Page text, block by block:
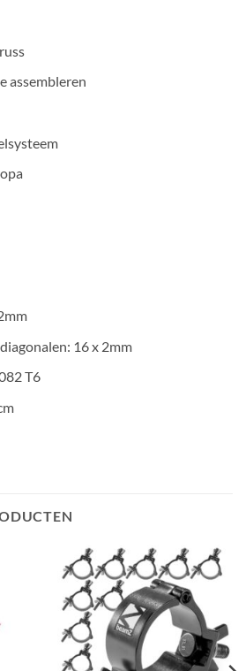
assembleren
16 x 2mm
T6